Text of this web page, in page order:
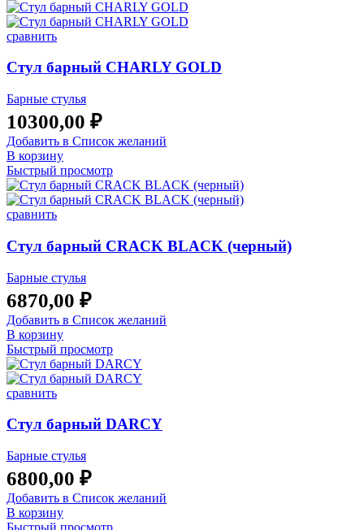
сравнить
Стул барный CHARLY GOLD
Барные стулья
10300,00 ₽
Добавить в Список желаний
В корзину
Быстрый просмотр
сравнить
Стул барный CRACK BLACK (черный)
Барные стулья
6870,00 ₽
Добавить в Список желаний
В корзину
Быстрый просмотр
сравнить
Стул барный DARCY
Барные стулья
6800,00 ₽
Добавить в Список желаний
В корзину
Быстрый просмотр